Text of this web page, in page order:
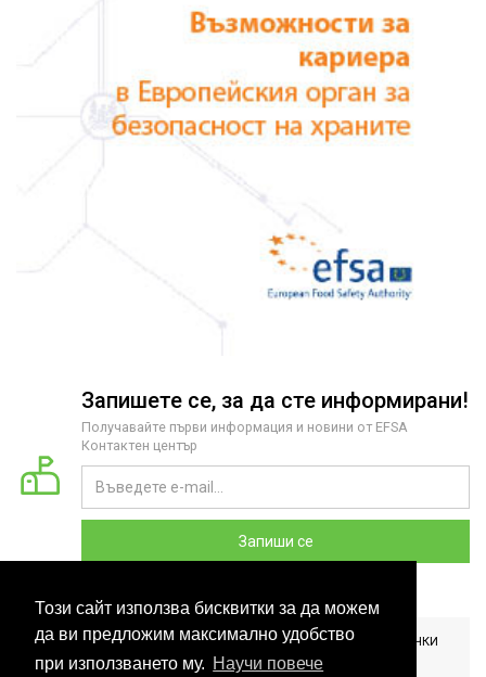
Този сайт използва бисквитки за да можем
да ви предложим максимално удобство
при използването му. Научи повече
Запишете се, за да сте информирани!
Получавайте първи информация и новини от EFSA
Контактен център
Запиши се
2026 COPYRIGHT © EFSA КОНТАКТЕН ЦЕНТЪР БЪЛГАРИЯ. ВСИЧКИ
ПРАВА ЗАПАЗЕНИ. РАЗРАБОТЕНО ОТ